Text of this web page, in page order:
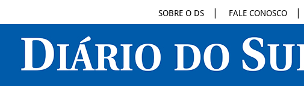
SOBRE O DS FALE CONOSCO